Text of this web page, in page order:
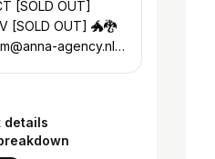
[SOLD OUT]
[SOLD OUT] 🐲🐉
agency.nl
details